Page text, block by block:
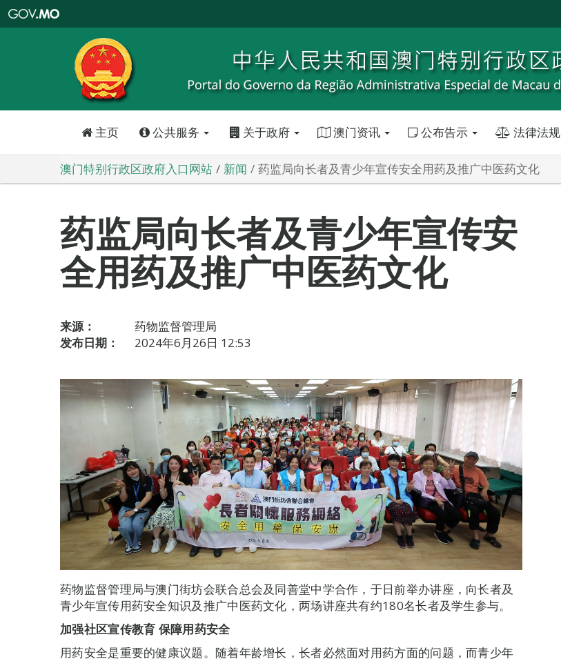
特
政
区
政
口
主页 公共服务 关于政府 澳门资讯 公布告示 法律法规
澳门特别行政区政府入口网站 新闻 药监局向长者及青少年宣传安全用药及推广中医药文化
药监局向长者及青少年宣传安
全用药及推广中医药文化
来源：
药物监督管理局
发布日期：
2024年6月26日 12:53
药物监督管理局与澳门街坊会联合总会及同善堂中学合作，于日前举办讲座，向长者及
青少年宣传用药安全知识及推广中医药文化，两场讲座共有约180名长者及学生参与。
加强社区宣传教育 保障用药安全
用药安全是重要的健康议题。随着年龄增长，长者必然面对用药方面的问题，而青少年